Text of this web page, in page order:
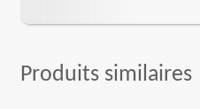
Produits similaires